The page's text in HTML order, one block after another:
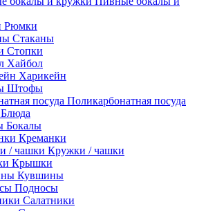
Рюмки
Стаканы
Стопки
Хайбол
Харикейн
Штофы
Поликарбонатная посуда
Блюда
Бокалы
Креманки
Кружки / чашки
Крышки
Кувшины
Подносы
Салатники